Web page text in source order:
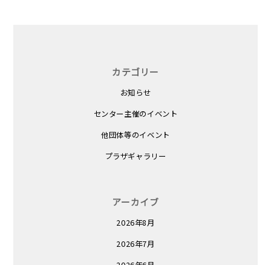
カテゴリー
お知らせ
センター主催のイベント
他団体等のイベント
プラザギャラリー
アーカイブ
2026年8月
2026年7月